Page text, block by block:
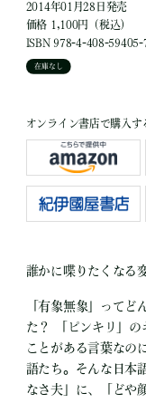
2014年01月28日発売
価格 1,100円（税込）
ISBN 978-4-408-59405-
在庫なし
オンライン書店で購入す
誰かに喋りたくなる
「有象無象」ってど
た？ 「ピンキリ」
ことがある言葉なの
語たち。そんな日本
なさ夫」に、「どや